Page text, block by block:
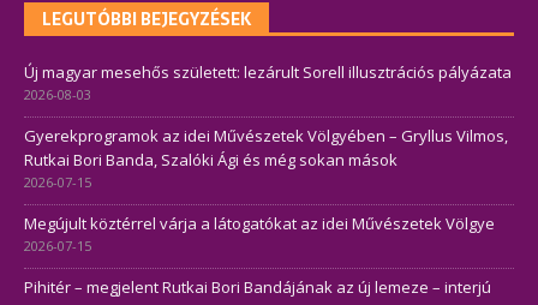
LEGUTÓBBI BEJEGYZÉSEK
Új magyar mesehős született: lezárult Sorell illusztrációs pályázata
2026-08-03
Gyerekprogramok az idei Művészetek Völgyében – Gryllus Vilmos,
Rutkai Bori Banda, Szalóki Ági és még sokan mások
2026-07-15
Megújult köztérrel várja a látogatókat az idei Művészetek Völgye
2026-07-15
Pihitér – megjelent Rutkai Bori Bandájának az új lemeze – interjú